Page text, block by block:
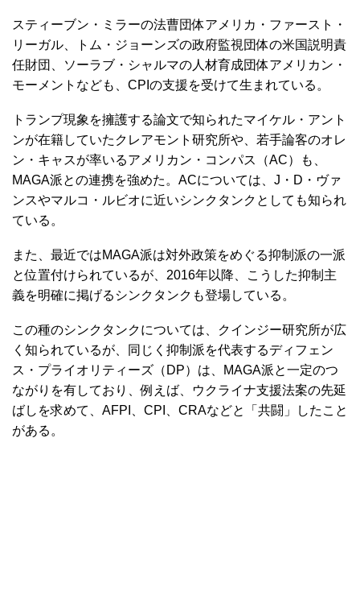
スティーブン・ミラーの法曹団体アメリカ・ファースト・
リーガル、トム・ジョーンズの政府監視団体の米国説明責
任財団、ソーラブ・シャルマの人材育成団体アメリカン・
モーメントなども、CPIの支援を受けて生まれている。
トランプ現象を擁護する論文で知られたマイケル・アント
ンが在籍していたクレアモント研究所や、若手論客のオレ
ン・キャスが率いるアメリカン・コンパス（AC）も、
MAGA派との連携を強めた。ACについては、J・D・ヴァ
ンスやマルコ・ルビオに近いシンクタンクとしても知られ
ている。
また、最近ではMAGA派は対外政策をめぐる抑制派の一派
と位置付けられているが、2016年以降、こうした抑制主
義を明確に掲げるシンクタンクも登場している。
この種のシンクタンクについては、クインジー研究所が広
く知られているが、同じく抑制派を代表するディフェン
ス・プライオリティーズ（DP）は、MAGA派と一定のつ
ながりを有しており、例えば、ウクライナ支援法案の先延
ばしを求めて、AFPI、CPI、CRAなどと「共闘」したこと
がある。